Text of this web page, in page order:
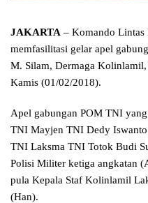
JAKARTA – Komando
memfasilitasi gelar apel
M. Silam, Dermaga
Kamis (01/02/2018).
Apel gabungan POM TNI
TNI Mayjen TNI Dedy
TNI Laksma TNI Totok Budi
Polisi Militer ketiga angkatan
pula Kepala Staf Kolinlamil
(Han).